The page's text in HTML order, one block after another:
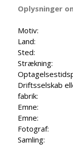
Oplysninger
Motiv:
Land:
Sted:
Strækning:
Driftsselskab
fabrik:
Emne:
Emne:
Fotograf:
Samling: